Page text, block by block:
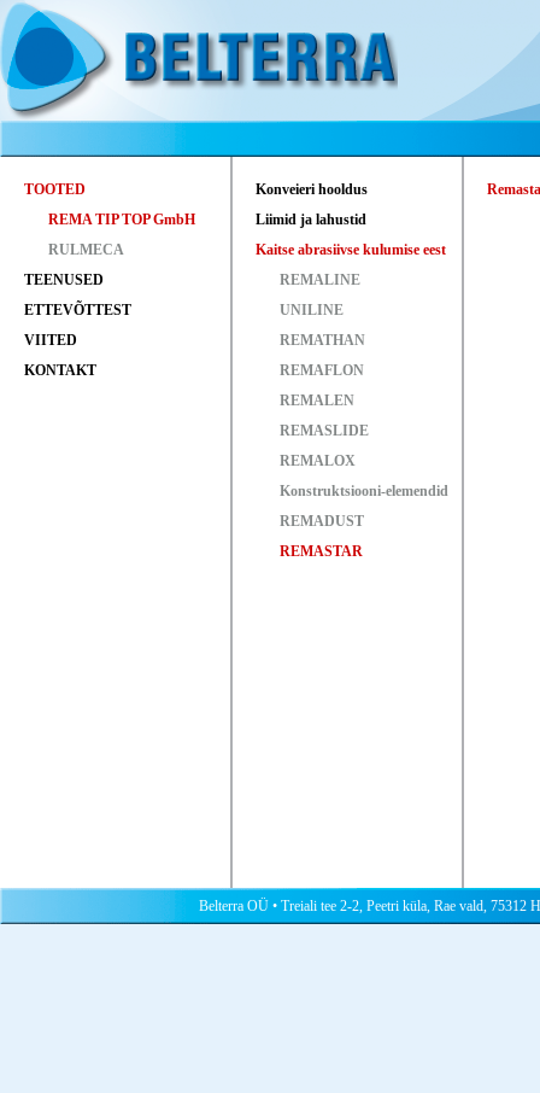
TOOTED
REMA TIP TOP GmbH
RULMECA
TEENUSED
ETTEVÕTTEST
VIITED
KONTAKT
Konveieri hooldus
Liimid ja lahustid
Kaitse abrasiivse kulumise eest
REMALINE
UNILINE
REMATHAN
REMAFLON
REMALEN
REMASLIDE
REMALOX
Konstruktsiooni-elemendid
REMADUST
REMASTAR
Belterra OÜ • Treiali tee 2-2, Peetri küla, Rae vald, 75312